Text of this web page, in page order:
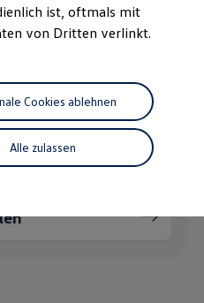
ist, oftmals mit
von Dritten verlinkt.
Alle zulassen
Cookies ablehnen